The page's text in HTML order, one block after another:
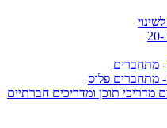
מתחברים
מתחברים פלוס
מדריכי תוכן ומדריכים חברתיים